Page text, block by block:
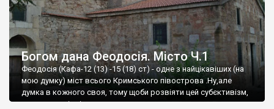
Богом дана Феодосія. Місто Ч.1
Феодосія (Кафа-12 (13) -15 (18) ст) - одне з найцікавіших (на
мою думку) міст всього Кримського півострова .Ну,але
думка в кожного своя, тому щоби розвіяти цей субєктивізм,
запрошую відвідати це